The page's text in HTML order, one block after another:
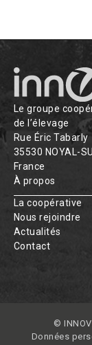
Le groupe
de l’élevage
Rue Éric Tabarly
35530 NOYAL-
France
À propos
La coopérative
Nous rejoindre
Actualités
Contact
©
Données